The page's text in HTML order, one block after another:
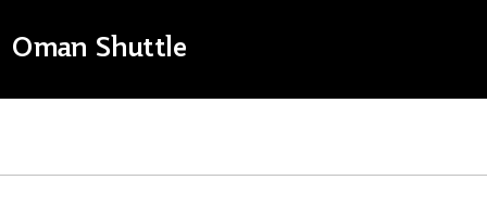
Oman Shuttle